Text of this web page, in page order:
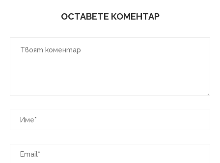
ОСТАВЕТЕ КОМЕНТАР